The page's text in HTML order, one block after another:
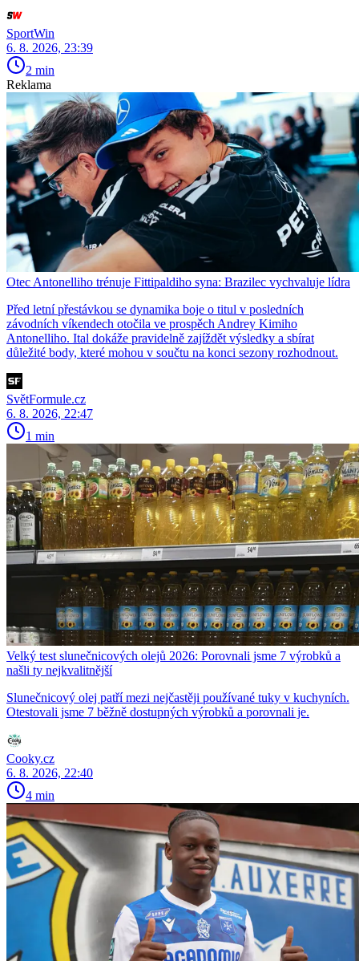
SportWin
6. 8. 2026, 23:39
2 min
Reklama
Otec Antonelliho trénuje Fittipaldiho syna: Brazilec vychvaluje lídra
Před letní přestávkou se dynamika boje o titul v posledních
závodních víkendech otočila ve prospěch Andrey Kimiho
Antonelliho. Ital dokáže pravidelně zajíždět výsledky a sbírat
důležité body, které mohou v součtu na konci sezony rozhodnout.
SvětFormule.cz
6. 8. 2026, 22:47
1 min
Velký test slunečnicových olejů 2026: Porovnali jsme 7 výrobků a
našli ty nejkvalitnější
Slunečnicový olej patří mezi nejčastěji používané tuky v kuchyních.
Otestovali jsme 7 běžně dostupných výrobků a porovnali je.
Cooky.cz
6. 8. 2026, 22:40
4 min